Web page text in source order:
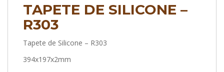
TAPETE DE SILICONE –
R303
Tapete de Silicone – R303
394x197x2mm